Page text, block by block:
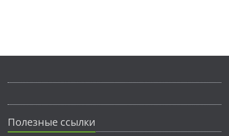
Полезные ссылки